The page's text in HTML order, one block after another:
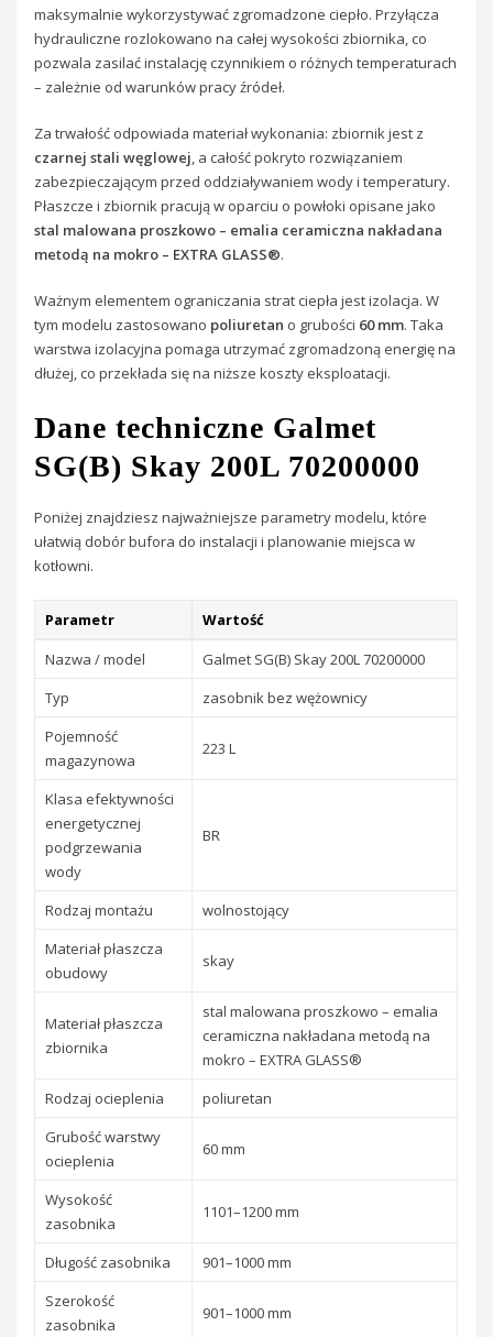
maksymalnie wykorzystywać zgromadzone ciepło. Przyłącza
hydrauliczne rozlokowano na całej wysokości zbiornika, co
pozwala zasilać instalację czynnikiem o różnych temperaturach
– zależnie od warunków pracy źródeł.
Za trwałość odpowiada materiał wykonania: zbiornik jest z
czarnej stali węglowej, a całość pokryto rozwiązaniem
zabezpieczającym przed oddziaływaniem wody i temperatury.
Płaszcze i zbiornik pracują w oparciu o powłoki opisane jako
stal malowana proszkowo – emalia ceramiczna nakładana
metodą na mokro – EXTRA GLASS®.
Ważnym elementem ograniczania strat ciepła jest izolacja. W
tym modelu zastosowano poliuretan o grubości 60 mm. Taka
warstwa izolacyjna pomaga utrzymać zgromadzoną energię na
dłużej, co przekłada się na niższe koszty eksploatacji.
Dane techniczne Galmet
SG(B) Skay 200L 70200000
Poniżej znajdziesz najważniejsze parametry modelu, które
ułatwią dobór bufora do instalacji i planowanie miejsca w
kotłowni.
Parametr
Wartość
Nazwa / model
Galmet SG(B) Skay 200L 70200000
Typ
zasobnik bez wężownicy
Pojemność
magazynowa
223 L
Klasa efektywności
energetycznej
podgrzewania
wody
BR
Rodzaj montażu
wolnostojący
Materiał płaszcza
obudowy
skay
Materiał płaszcza
zbiornika
stal malowana proszkowo – emalia
ceramiczna nakładana metodą na
mokro – EXTRA GLASS®
Rodzaj ocieplenia
poliuretan
Grubość warstwy
ocieplenia
60 mm
Wysokość
zasobnika
1101–1200 mm
Długość zasobnika
901–1000 mm
Szerokość
zasobnika
901–1000 mm